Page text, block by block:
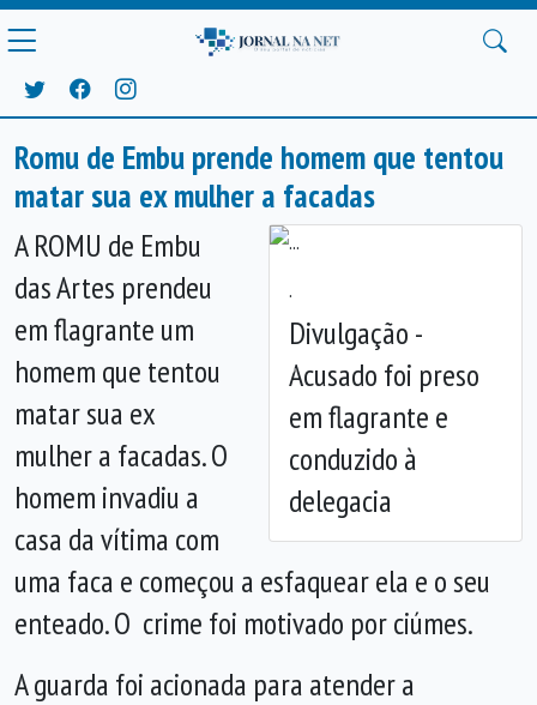
Romu de Embu prende homem que tentou
matar sua ex mulher a facadas
.
Divulgação -
Acusado foi preso
em flagrante e
conduzido à
delegacia
A ROMU de Embu
das Artes prendeu
em flagrante um
homem que tentou
matar sua ex
mulher a facadas. O
homem invadiu a
casa da vítima com
uma faca e começou a esfaquear ela e o seu
enteado. O crime foi motivado por ciúmes.
A guarda foi acionada para atender a